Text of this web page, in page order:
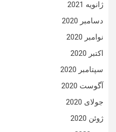
ژانویه 2021
دسامبر 2020
نوامبر 2020
اکتبر 2020
سپتامبر 2020
آگوست 2020
جولای 2020
ژوئن 2020